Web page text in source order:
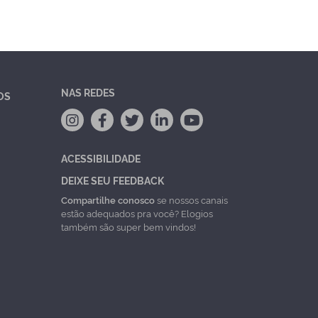
NAS REDES
ACESSIBILIDADE
DEIXE SEU FEEDBACK
Compartilhe conoscose nossos canais
estão adequados pra você? Elogios
também são super bem vindos!